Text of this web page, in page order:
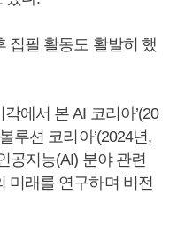
집필 활동도 활발히 했
에서 본 AI 코리아’(20
루션 코리아’(2024년,
공지능(AI) 분야 관련
미래를 연구하며 비전